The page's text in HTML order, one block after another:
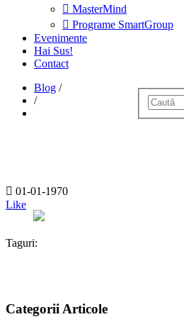
MasterMind
Programe SmartGroup
Evenimente
Hai Sus!
Contact
Blog /
/
01-01-1970
Like
Taguri:
Categorii Articole